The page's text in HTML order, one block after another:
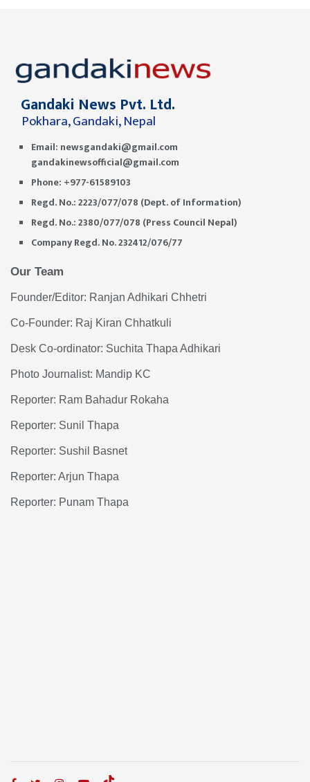
Gandaki News Pvt. Ltd.
Pokhara, Gandaki, Nepal
Email: newsgandaki@gmail.com
gandakinewsofficial@gmail.com
Phone: +977-61589103
Regd. No.: 2223/077/078 (Dept. of Information)
Regd. No.: 2380/077/078 (Press Council Nepal)
Company Regd. No. 232412/076/77
Our Team
Founder/Editor: Ranjan Adhikari Chhetri
Co-Founder: Raj Kiran Chhatkuli
Desk Co-ordinator: Suchita Thapa Adhikari
Photo Journalist: Mandip KC
Reporter: Ram Bahadur Rokaha
Reporter: Sunil Thapa
Reporter: Sushil Basnet
Reporter: Arjun Thapa
Reporter: Punam Thapa